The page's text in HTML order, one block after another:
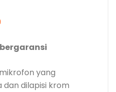
yang
dan dilapisi krom